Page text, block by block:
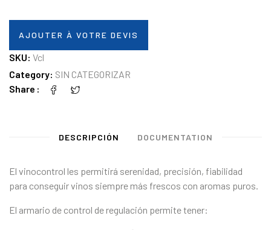
AJOUTER À VOTRE DEVIS
SKU: Vcl
Category: SIN CATEGORIZAR
Share
DESCRIPCIÓN DOCUMENTATION
El vinocontrol les permitirá serenidad, precisión, fiabilidad
para conseguir vinos siempre más frescos con aromas puros.
El armario de control de regulación permite tener: